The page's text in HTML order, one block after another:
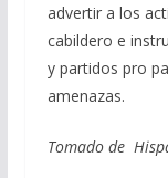
advertir a los
cabildero e
y partidos pro
amenazas.
Tomado de